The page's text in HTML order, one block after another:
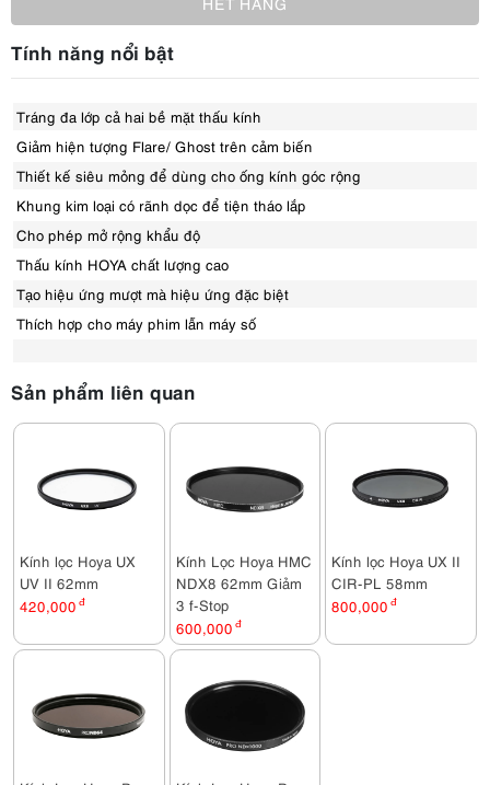
Tính năng nổi bật
Tráng đa lớp cả hai bề mặt thấu kính
Giảm hiện tượng Flare/ Ghost trên cảm biến
Thiết kế siêu mỏng để dùng cho ống kính góc rộng
Khung kim loại có rãnh dọc để tiện tháo lắp
Cho phép mở rộng khẩu độ
Thấu kính HOYA chất lượng cao
Tạo hiệu ứng mượt mà hiệu ứng đặc biệt
Thích hợp cho máy phim lẫn máy số
Sản phẩm liên quan
Kính lọc Hoya UX
UV II 62mm
420,000 đ
Kính Lọc Hoya HMC
NDX8 62mm Giảm
3 f-Stop
600,000 đ
Kính lọc Hoya UX II
CIR-PL 58mm
800,000 đ